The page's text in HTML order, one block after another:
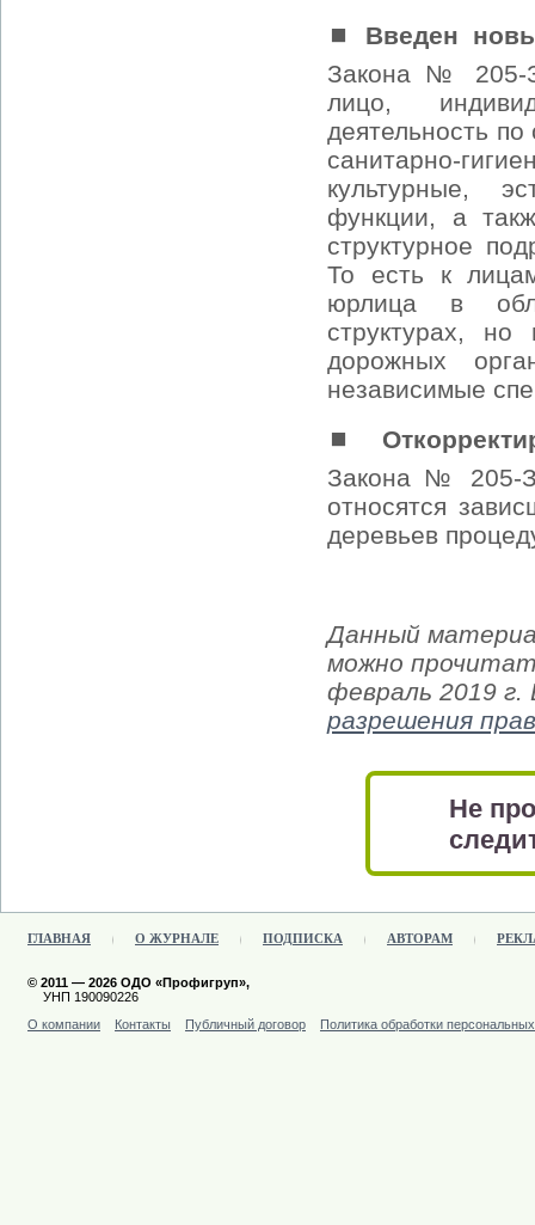
⏹ Введен
Закона № 205-
лицо,
деятельность
санитарно-
культурные,
функции, а
структурное
То есть к
юрлица в
структурах,
дорожных
независимые
⏹
Закона № 205-
относятся
деревьев
Данный
можно
февраль 2019 г.
разрешения
Не
ГЛАВНАЯ О ЖУРНАЛЕ ПОДПИСКА АВТОРАМ
© 2011 — 2026 ОДО «Профигруп»,
УНП 190090226
О компании
Контакты Публичный договор Политика обработки